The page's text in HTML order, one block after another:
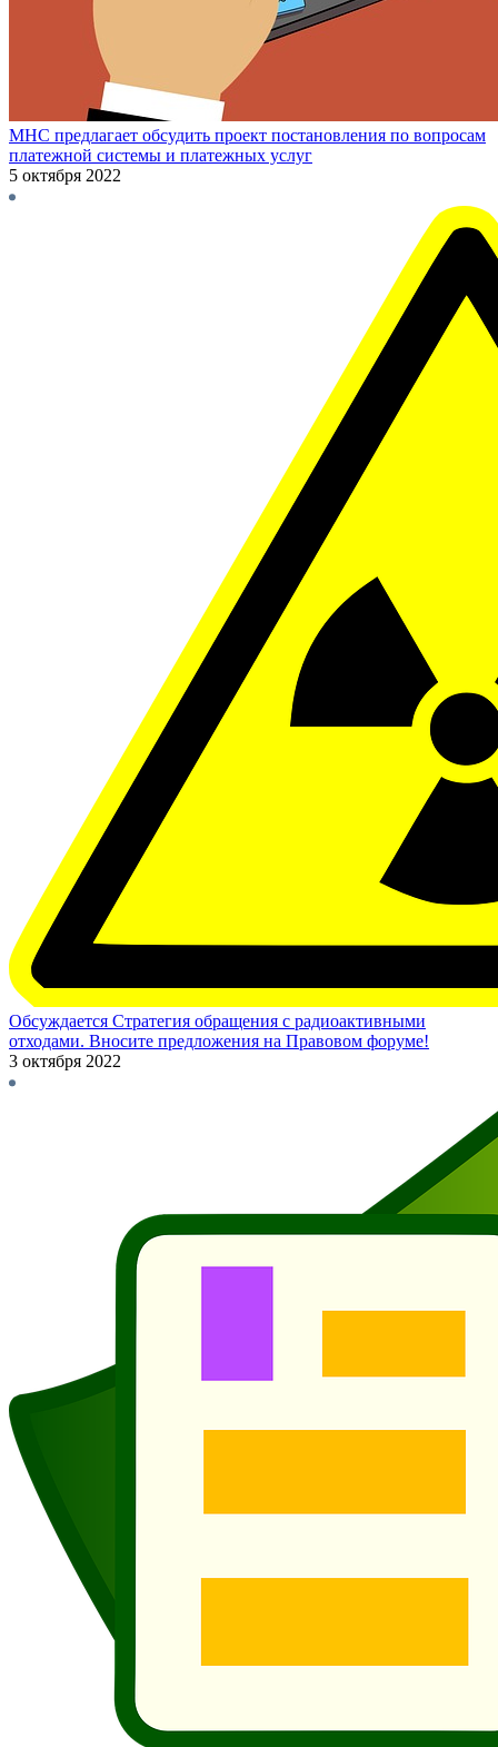
МНС предлагает обсудить проект постановления по вопросам
платежной системы и платежных услуг
5 октября 2022
Обсуждается Стратегия обращения с радиоактивными
отходами. Вносите предложения на Правовом форуме!
3 октября 2022